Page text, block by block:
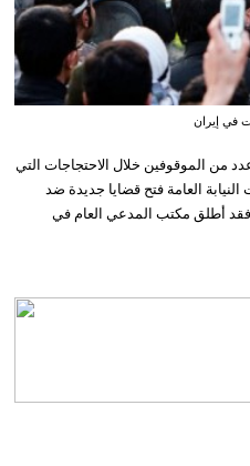
في إيران
من الموقوفين خلال الاحتجاجات التي
العامة فتح قضايا جديدة ضد
أطلق مكتب المدعي العام في